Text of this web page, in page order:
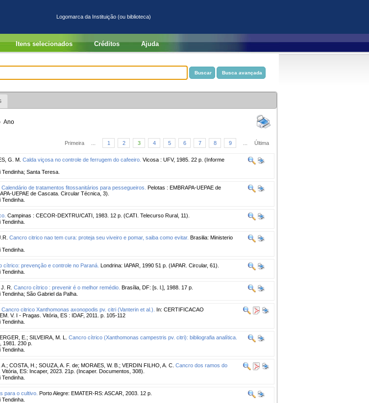
Logomarca da Instituição (ou biblioteca)
Itens selecionados Créditos Ajuda
Ano
Primeira 1 2 3 4 5 6 7 8 9 Última
G. M. Calda viçosa no controle de ferrugem do cafeeiro. Vicosa : UFV, 1985. 22 p. (Informe
Tendinha; Santa Teresa.
Calendário de tratamentos fitossanitários para pessegueiros. Pelotas : EMBRAPA-UEPAE de
UEPAE de Cascata. Circular Técnica, 3).
Campinas : CECOR-DEXTRU/CATI, 1983. 12 p. (CATI. Telecurso Rural, 11).
Cancro citrico nao tem cura: proteja seu viveiro e pomar, saiba como evitar. Brasilia: Ministerio
cítrico: prevenção e controle no Paraná. Londrina: IAPAR, 1990 51 p. (IAPAR. Circular, 61).
R. Cancro cítrico : prevenir é o melhor remédio. Brasília, DF: [s. l.], 1988. 17 p.
Tendinha; São Gabriel da Palha.
Cancro citrico Xanthomonas axonopodis pv. citri (Vanterin et al.).
In: CERTIFICACAO
V. I - Pragas. Vitória, ES : IDAF, 2011. p. 105-112
E. ; SILVEIRA, M. L.
Cancro cítrico (Xanthomonas campestris pv. citri): bibliografia analítica.
1981. 230 p.
; COSTA, H. ; SOUZA, A. F. de; MORAES, W. B. ; VERDIN FILHO, A. C. Cancro dos ramos do
Vitória, ES: Incaper, 2023. 21p. (Incaper. Documentos, 308).
para o cultivo. Porto Alegre: EMATER-RS: ASCAR, 2003. 12 p.